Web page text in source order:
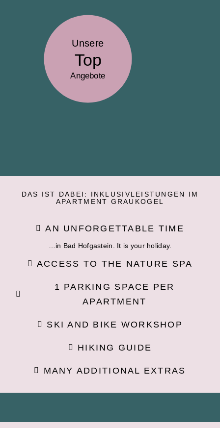
Unsere
Top
Angebote
DAS IST DABEI: INKLUSIVLEISTUNGEN IM
AN UNFORGETTABLE TIME
…in Bad Hofgastein. It is your holiday.
ACCESS TO THE NATURE SPA
1 PARKING SPACE PER
APARTMENT
SKI AND BIKE WORKSHOP
HIKING GUIDE
MANY ADDITIONAL EXTRAS